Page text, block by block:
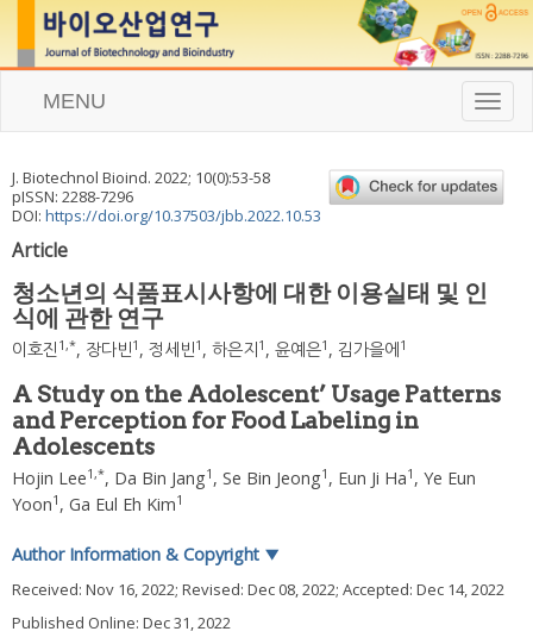
T
o
l
e
o
MENU
J. Biotechnol Bioind. 2022; 10(0):53-58
pISSN: 2288-7296
DOI: https://doi.org/10.37503/jbb.2022.10.53
Article
청소년의 식품표시사항에 대한 이용실태 및 인
식에 관한 연구
이호진 1,*, 장다빈1 , 정세빈1 , 하은지 1 , 윤예은1 , 김가을에 1
A Study on the Adolescent’ Usage Patterns
and Perception for Food Labeling in
Adolescents
Hojin Lee1,*, Da Bin Jang1 , Se Bin Jeong1 , Eun Ji Ha1 , Ye Eun
Yoon1 , Ga Eul Eh Kim1
Author Information & Copyright ▼
Received: Nov 16, 2022; Revised: Dec 08, 2022; Accepted: Dec 14, 2022
Published Online: Dec 31, 2022